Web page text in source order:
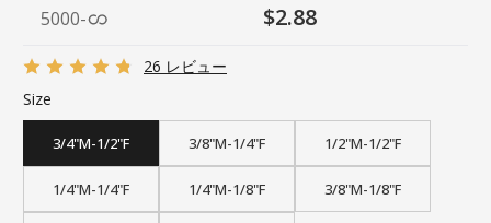
5000- $2.88
26 レビュー
Size
3/4"M-1/2"F 3/8"M-1/4"F 1/2"M-1/2"F
1/4"M-1/4"F 1/4"M-1/8"F 3/8"M-1/8"F